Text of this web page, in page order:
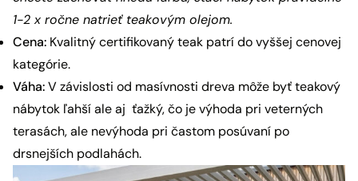
1-2 x ročne natrieť teakovým olejom.
Cena: Kvalitný certifikovaný teak patrí do vyššej cenovej
kategórie.
Váha:V závislosti od masívnosti dreva môže byť teakový
nábytok ľahší ale aj ťažký, čo je výhoda pri veterných
terasách, ale nevýhoda pri častom posúvaní po
drsnejších podlahách.